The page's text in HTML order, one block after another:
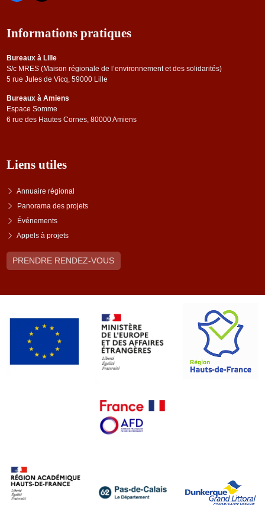
Informations pratiques
Bureaux à Lille
S/c MRES (Maison régionale de l’environnement et des solidarités)
5 rue Jules de Vicq, 59000 Lille
Bureaux à Amiens
Espace Somme
6 rue des Hautes Cornes, 80000 Amiens
Liens utiles
Annuaire régional
Panorama des projets
Événements
Appels à projets
PRENDRE RENDEZ-VOUS